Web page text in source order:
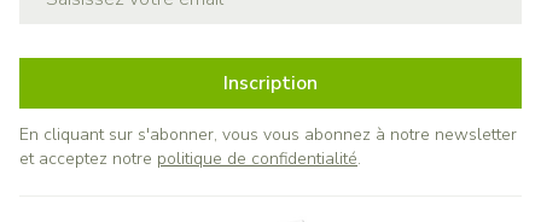
Inscription
En cliquant sur s'abonner, vous vous abonnez à notre newsletter
et acceptez notre politique de confidentialité.